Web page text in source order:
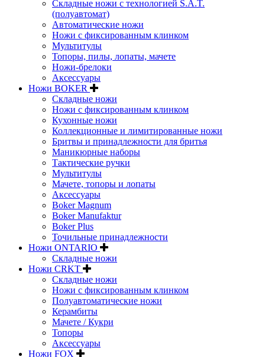
Складные ножи с технологией S.A.T.
(полуавтомат)
Автоматические ножи
Ножи с фиксированным клинком
Мультитулы
Топоры, пилы, лопаты, мачете
Ножи-брелоки
Аксессуары
Ножи BOKER
Складные ножи
Ножи с фиксированным клинком
Кухонные ножи
Коллекционные и лимитированные ножи
Бритвы и принадлежности для бритья
Маникюрные наборы
Тактические ручки
Мультитулы
Мачете, топоры и лопаты
Аксессуары
Boker Magnum
Boker Manufaktur
Boker Plus
Точильные принадлежности
Ножи ONTARIO
Складные ножи
Ножи CRKT
Складные ножи
Ножи с фиксированным клинком
Полуавтоматические ножи
Керамбиты
Мачете / Кукри
Топоры
Аксессуары
Ножи FOX